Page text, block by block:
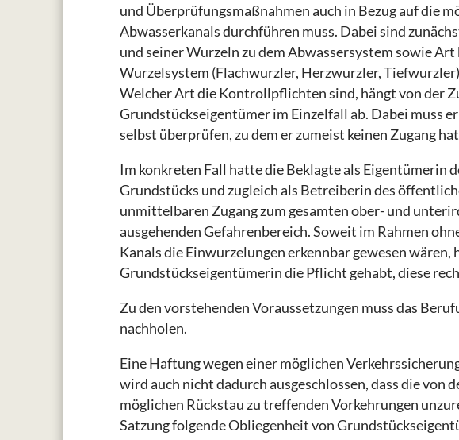
und Überprüfungsmaßnahmen auch in Bezug auf die
Abwasserkanals durchführen muss. Dabei sind
und seiner Wurzeln zu dem Abwassersystem sowie
Wurzelsystem (Flachwurzler, Herzwurzler,
Welcher Art die Kontrollpflichten sind, hängt von der
Grundstückseigentümer im Einzelfall ab. Dabei muss
selbst überprüfen, zu dem er zumeist keinen Zugang
Im konkreten Fall hatte die Beklagte als Eigentümerin
Grundstücks und zugleich als Betreiberin des
unmittelbaren Zugang zum gesamten ober- und
ausgehenden Gefahrenbereich. Soweit im Rahmen
Kanals die Einwurzelungen erkennbar gewesen wären,
Grundstückseigentümerin die Pflicht gehabt, diese
Zu den vorstehenden Voraussetzungen muss das
nachholen.
Eine Haftung wegen einer möglichen
wird auch nicht dadurch ausgeschlossen, dass die von
möglichen Rückstau zu treffenden Vorkehrungen
Satzung folgende Obliegenheit von